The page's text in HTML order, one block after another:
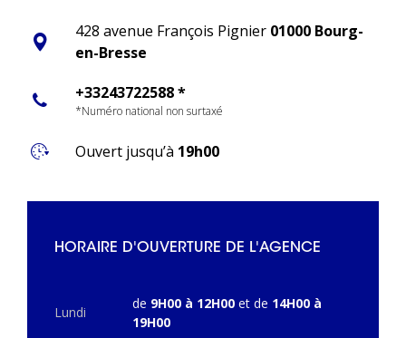
428 avenue François Pignier 01000 Bourg-
en-Bresse
+33243722588 *
*Numéro national non surtaxé
Ouvert jusqu’à 19h00
HORAIRE D'OUVERTURE DE L'AGENCE
Lundi
de 9H00 à 12H00 et de 14H00 à
19H00